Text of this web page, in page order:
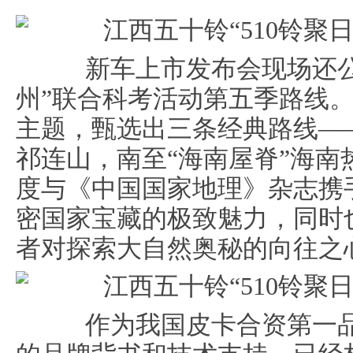
新车上市发布会现场还
州”联合科考活动第五季路线
主题，甄选出三条经典路线
祁连山，南至“海南屋脊”海
度与《中国国家地理》杂志
密国家宝藏的极致魅力，同
者对探索大自然奥秘的向往之
作为我国皮卡合资第一